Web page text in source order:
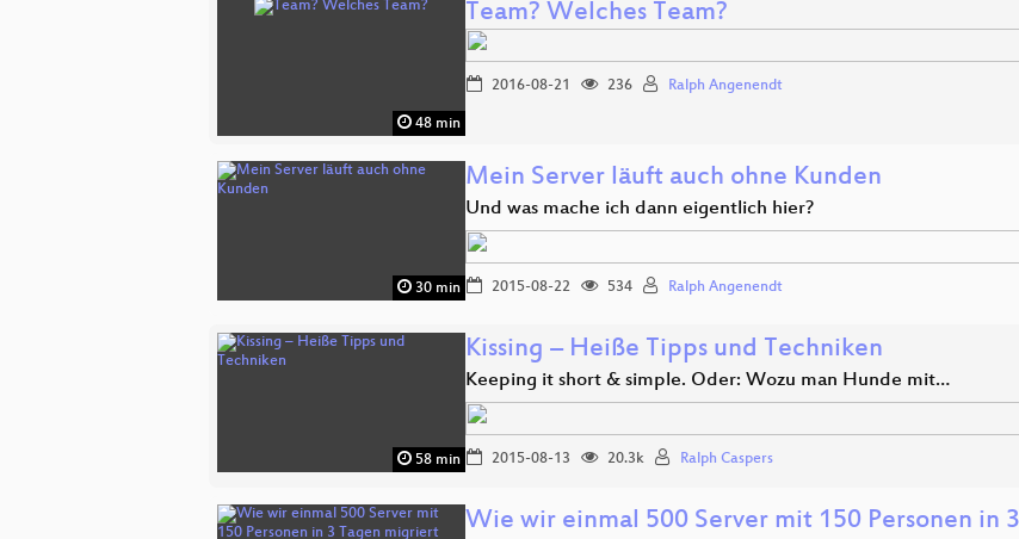
48 min
Team? Welches Team?
2016-08-21 236 Ralph Angenendt
30 min
Mein Server läuft auch ohne Kunden
Und was mache ich dann eigentlich hier?
2015-08-22 534 Ralph Angenendt
58 min
Kissing – Heiße Tipps und Techniken
Keeping it short & simple. Oder: Wozu man Hunde mit…
2015-08-13 20.3k Ralph Caspers
Wie wir einmal 500 Server mit 150 Personen in